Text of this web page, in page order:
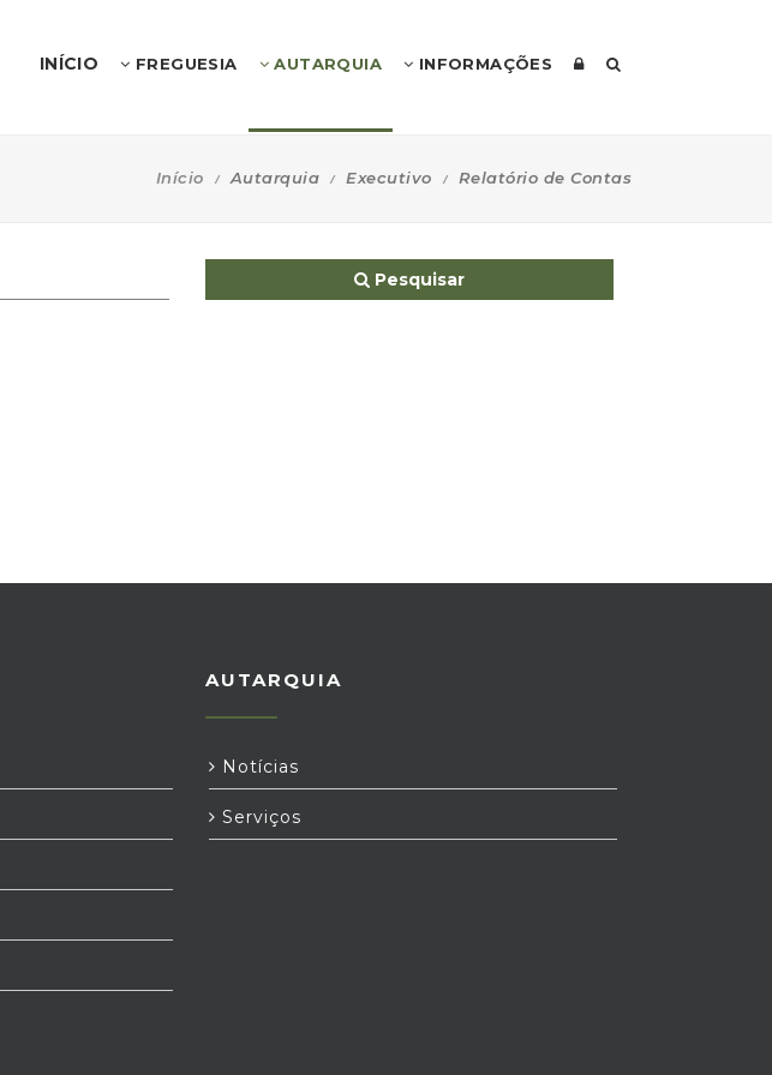
INÍCIO FREGUESIA AUTARQUIA INFORMAÇÕES
Início Autarquia Executivo Relatório de Contas
Pesquisar
AUTARQUIA
Notícias
Serviços